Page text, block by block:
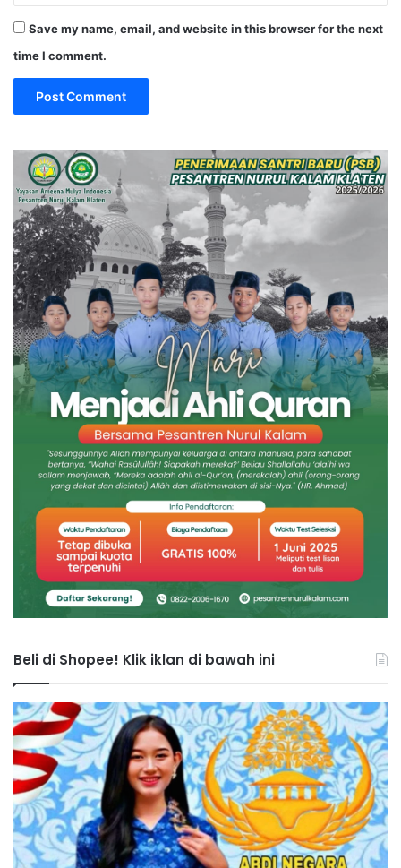
Save my name, email, and website in this browser for the next
time I comment.
Beli di Shopee! Klik iklan di bawah ini